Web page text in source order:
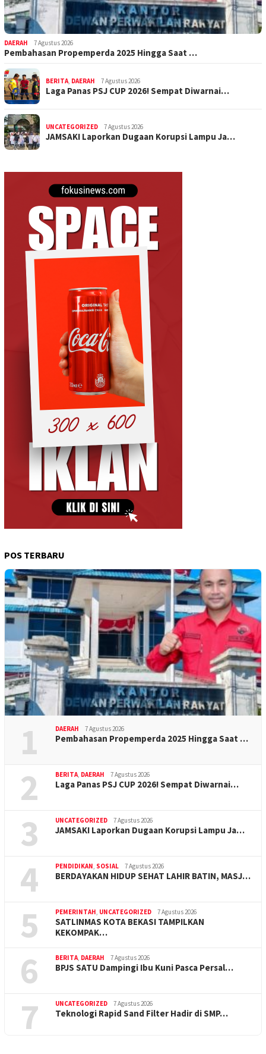
DAERAH 7 Agustus 2026
Pembahasan Propemperda 2025 Hingga Saat …
BERITA, DAERAH 7 Agustus 2026
Laga Panas PSJ CUP 2026! Sempat Diwarnai…
UNCATEGORIZED 7 Agustus 2026
JAMSAKI Laporkan Dugaan Korupsi Lampu Ja…
POS TERBARU
1 DAERAH 7 Agustus 2026
Pembahasan Propemperda 2025 Hingga Saat …
2 BERITA, DAERAH 7 Agustus 2026
Laga Panas PSJ CUP 2026! Sempat Diwarnai…
3 UNCATEGORIZED 7 Agustus 2026
JAMSAKI Laporkan Dugaan Korupsi Lampu Ja…
4 PENDIDIKAN, SOSIAL 7 Agustus 2026
BERDAYAKAN HIDUP SEHAT LAHIR BATIN, MASJ…
5 PEMERINTAH, UNCATEGORIZED 7 Agustus 2026
SATLINMAS KOTA BEKASI TAMPILKAN
KEKOMPAK…
6 BERITA, DAERAH 7 Agustus 2026
BPJS SATU Dampingi Ibu Kuni Pasca Persal…
7 UNCATEGORIZED 7 Agustus 2026
Teknologi Rapid Sand Filter Hadir di SMP…